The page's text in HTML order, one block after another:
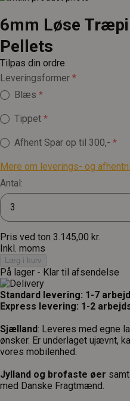
6mm Løse
Pellets
Tilpas din ordre
Leveringsformer
Blæs
Tippet
Afhent Spar op til 300,-
Mere om leverings- og
Antal:
Pris ved ton 3.145,00 kr.
Inkl. moms
Læg i kurv
På lager - Klar til afsendelse
Standard levering: 1-7
Express levering: 1-2
Sjælland: Leveres med egne
ønsker. Er underlaget ujævnt,
vores mobilenhed.
Jylland og brofaste øer samt
med Danske Fragtmænd.